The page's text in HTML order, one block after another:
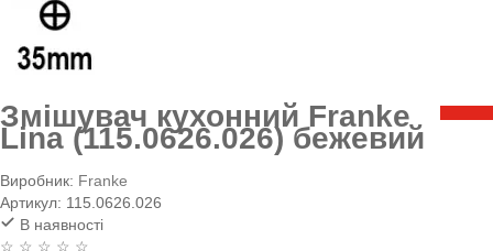
Змішувач кухонний Franke
Lina (115.0626.026) бежевий
Виробник: Franke
Артикул: 115.0626.026
В наявності
☆ ☆ ☆ ☆ ☆